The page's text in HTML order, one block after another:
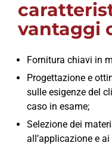
vantaggi
Fornitura chiavi in
Progettazione e
sulle esigenze del
caso in esame;
Selezione dei
all’applicazione e